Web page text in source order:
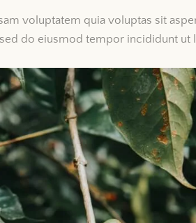
voluptatem quia voluptas sit
do eiusmod tempor incididunt ut